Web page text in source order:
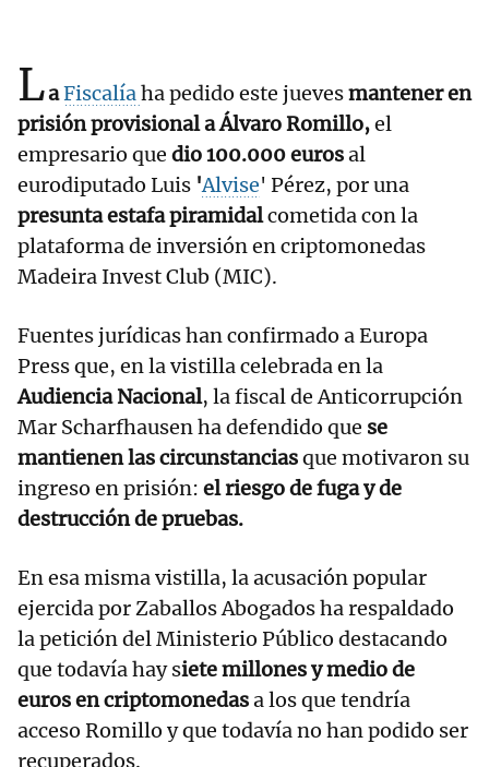
LaFiscalíaha pedido este juevesmantener en
prisión provisional a Álvaro Romillo,el
empresario que dio 100.000 eurosal
eurodiputado Luis 'Alvise' Pérez, por una
presunta estafa piramidalcometida con la
plataforma de inversión en criptomonedas
Madeira Invest Club (MIC).
Fuentes jurídicas han confirmado a Europa
Press que, en la vistilla celebrada en la
Audiencia Nacional, la fiscal de Anticorrupción
Mar Scharfhausen ha defendido que se
mantienen las circunstanciasque motivaron su
ingreso en prisión: el riesgo de fuga y de
destrucción de pruebas.
En esa misma vistilla, la acusación popular
ejercida por Zaballos Abogados ha respaldado
la petición del Ministerio Público destacando
que todavía hay siete millones y medio de
euros en criptomonedasa los que tendría
acceso Romillo y que todavía no han podido ser
recuperados.